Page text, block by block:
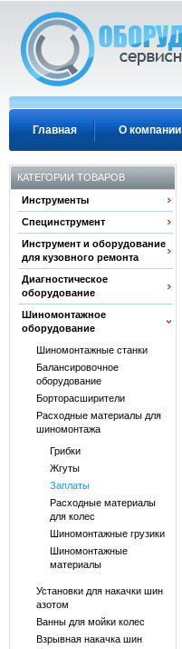
Главная О компании
КАТЕГОРИИ ТОВАРОВ
Инструменты
Специнструмент
Инструмент и оборудование
для кузовного ремонта
Диагностическое
оборудование
Шиномонтажное
оборудование
Шиномонтажные станки
Балансировочное
оборудование
Борторасширители
Расходные материалы для
шиномонтажа
Грибки
Жгуты
Заплаты
Расходные материалы
для колес
Шиномонтажные грузики
Шиномонтажные
материалы
Установки для накачки шин
азотом
Ванны для мойки колес
Взрывная накачка шин